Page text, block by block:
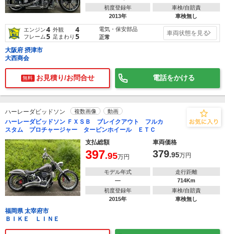
初度登録年
2013年
車検/自賠責
車検無し
エンジン4 外観 4
フレーム5 足まわり 5
電気・保安部品
正常
車両状態を見る
大阪府 摂津市
大西商会
無料 お見積り/お問合せ 電話をかける
ハーレーダビッドソン 複数画像 動画
ハーレーダビッドソン ＦＸＳＢ ブレイクアウト フルカ
スタム プロチャージャー タービンホイール ＥＴＣ
支払総額
車両価格
397.95万円 379.95万円
モデル年式
―
走行距離
714Km
初度登録年
2015年
車検/自賠責
車検無し
福岡県 太宰府市
ＢＩＫＥ ＬＩＮＥ